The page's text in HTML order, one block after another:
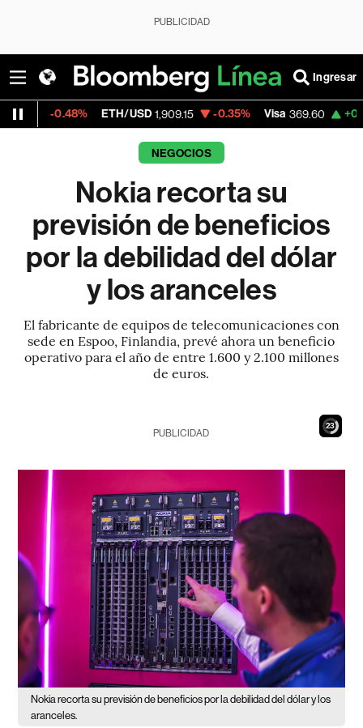
PUBLICIDAD
Ingresar
ETH/USD 1,909.15 -0.35% Visa 369.60 +0.29%
NEGOCIOS
Nokia recorta su
previsión de beneficios
por la debilidad del dólar
y los aranceles
El fabricante de equipos de telecomunicaciones con
sede en Espoo, Finlandia, prevé ahora un beneficio
operativo para el año de entre 1.600 y 2.100 millones
de euros.
22
PUBLICIDAD
Nokia recorta su previsión de beneficios por la debilidad del dólar y los
aranceles.